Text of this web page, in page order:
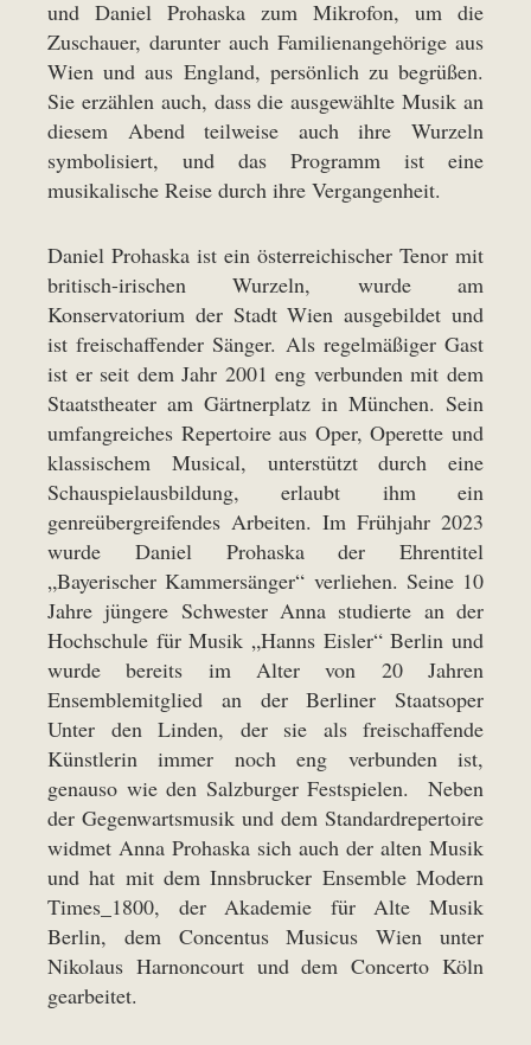
und Daniel Prohaska zum Mikrofon, um die
Zuschauer, darunter auch Familienangehörige aus
Wien und aus England, persönlich zu begrüßen.
Sie erzählen auch, dass die ausgewählte Musik an
diesem Abend teilweise auch ihre Wurzeln
symbolisiert, und das Programm ist eine
musikalische Reise durch ihre Vergangenheit.
Daniel Prohaska ist ein österreichischer Tenor mit
britisch-irischen Wurzeln, wurde am
Konservatorium der Stadt Wien ausgebildet und
ist freischaffender Sänger. Als regelmäßiger Gast
ist er seit dem Jahr 2001 eng verbunden mit dem
Staatstheater am Gärtnerplatz in München. Sein
umfangreiches Repertoire aus Oper, Operette und
klassischem Musical, unterstützt durch eine
Schauspielausbildung, erlaubt ihm ein
genreübergreifendes Arbeiten. Im Frühjahr 2023
wurde Daniel Prohaska der Ehrentitel
„Bayerischer Kammersänger“ verliehen. Seine 10
Jahre jüngere Schwester Anna studierte an der
Hochschule für Musik „Hanns Eisler“ Berlin und
wurde bereits im Alter von 20 Jahren
Ensemblemitglied an der Berliner Staatsoper
Unter den Linden, der sie als freischaffende
Künstlerin immer noch eng verbunden ist,
genauso wie den Salzburger Festspielen. Neben
der Gegenwartsmusik und dem Standardrepertoire
widmet Anna Prohaska sich auch der alten Musik
und hat mit dem Innsbrucker Ensemble Modern
Times_1800, der Akademie für Alte Musik
Berlin, dem Concentus Musicus Wien unter
Nikolaus Harnoncourt und dem Concerto Köln
gearbeitet.